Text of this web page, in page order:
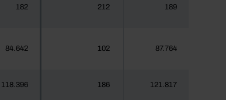
182 212 189
84.642 102 87.764
118.396 186 121.817